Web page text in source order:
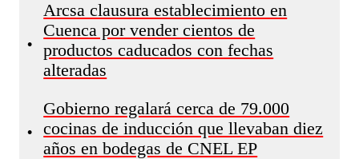
•
Arcsa clausura establecimiento en
Cuenca por vender cientos de
productos caducados con fechas
alteradas
•
Gobierno regalará cerca de 79.000
cocinas de inducción que llevaban diez
años en bodegas de CNEL EP